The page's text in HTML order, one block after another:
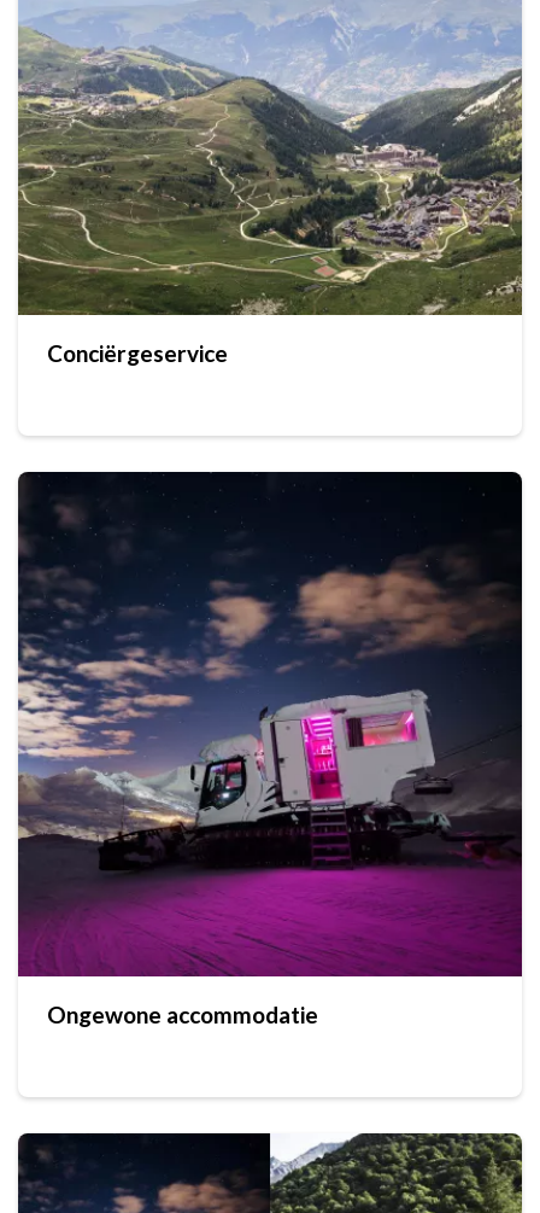
Conciërgeservice
Ongewone accommodatie